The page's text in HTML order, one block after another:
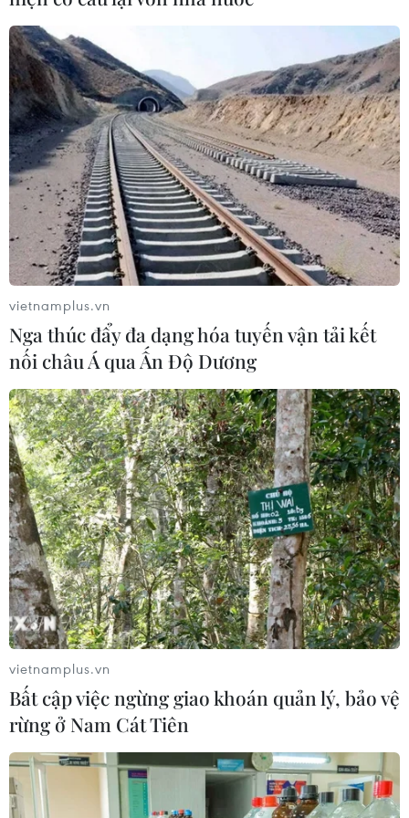
trẻ tỏa sáng sau một mùa giải bùng nổ ở cấp độ câu
lạc bộ.
vietnamplus.vn
Nga thúc đẩy đa dạng hóa tuyến vận tải kết
nối châu Á qua Ấn Độ Dương
vietnamplus.vn
Bất cập việc ngừng giao khoán quản lý, bảo vệ
rừng ở Nam Cát Tiên